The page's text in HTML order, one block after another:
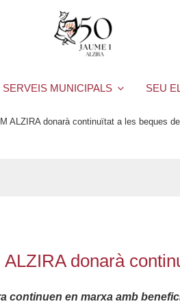
SERVEIS MUNICIPALS SEU
ALZIRA donarà continuïtat a les beques
donarà
continuen en marxa amb